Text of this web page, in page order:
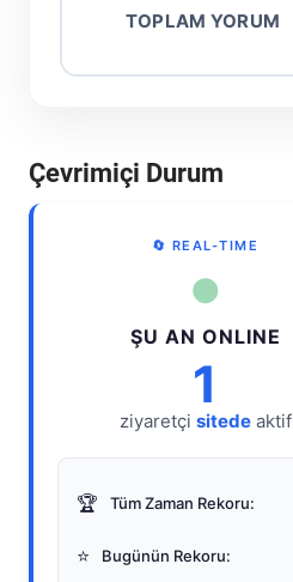
TOPLAM YORUM
Çevrimiçi Durum
🔄 REAL-TIME
●
ŞU AN ONLINE
1
ziyaretçi sitedeaktif
🏆 Tüm Zaman Rekoru:
⭐ Bugünün Rekoru: